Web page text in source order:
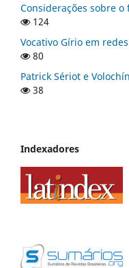
Considerações sobre
124
Vocativo Gírio em
80
Patrick Sériot e
38
Indexadores